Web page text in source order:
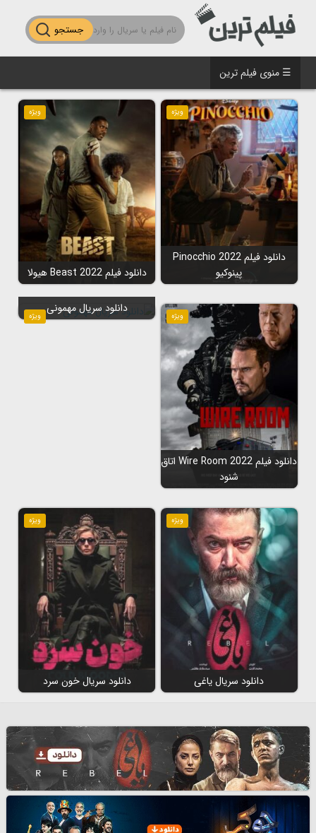
جستجو
☰ منوی فیلم ترین
ویژه
دانلود فیلم Pinocchio 2022
پینوکیو
ویژه
دانلود فیلم Beast 2022 هیولا
ویژه
دانلود فیلم Wire Room 2022 اتاق
شنود
ویژه
دانلود سریال مهمونی
ویژه
دانلود سریال یاغی
ویژه
دانلود سریال خون سرد